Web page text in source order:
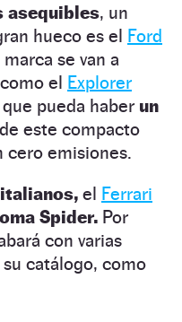
asequibles, un
hueco es el Ford
se van a
el Explorer
pueda haber un
de este compacto
cero emisiones.
el Ferrari
Spider. Por
con varias
catálogo, como